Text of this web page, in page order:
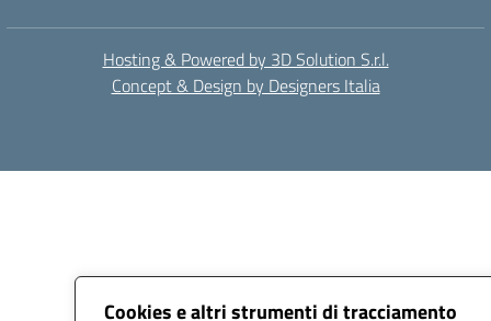
Cookies e altri strumenti di tracciamento
Hosting & Powered by 3D Solution S.r.l.
Concept & Design by Designers Italia